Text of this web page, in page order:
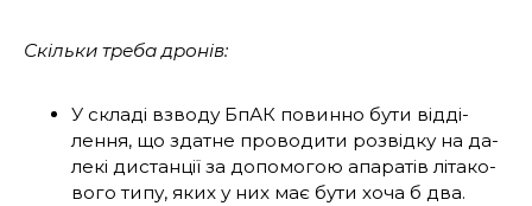
Скільки треба дронів:
У складі взводу БпАК повинно бути відді­
лення, що здатне проводити розвідку на да­
лекі дистанції за допомогою апаратів літако­
вого типу, яких у них має бути хоча б два.